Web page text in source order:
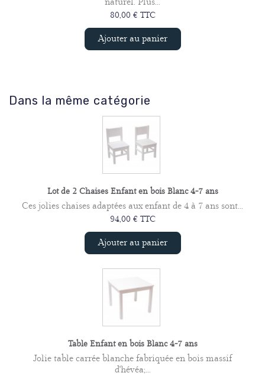
naturel. Plus...
80,00 € TTC
Ajouter au panier
Dans la même catégorie
Lot de 2 Chaises Enfant en bois Blanc 4-7 ans
Ces jolies chaises adaptées aux enfant de 4 à 7 ans sont...
94,00 € TTC
Ajouter au panier
Table Enfant en bois Blanc 4-7 ans
Jolie table carrée blanche fabriquée en bois massif
d'hévéa;...